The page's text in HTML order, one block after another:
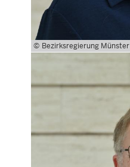
Bezirksregierung Münster